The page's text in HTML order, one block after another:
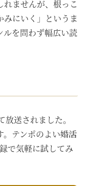
ませんが、根っこ
みにいく」というま
ルを問わず幅広い読
送されました。
テンポのよい婚活
で気軽に試してみ